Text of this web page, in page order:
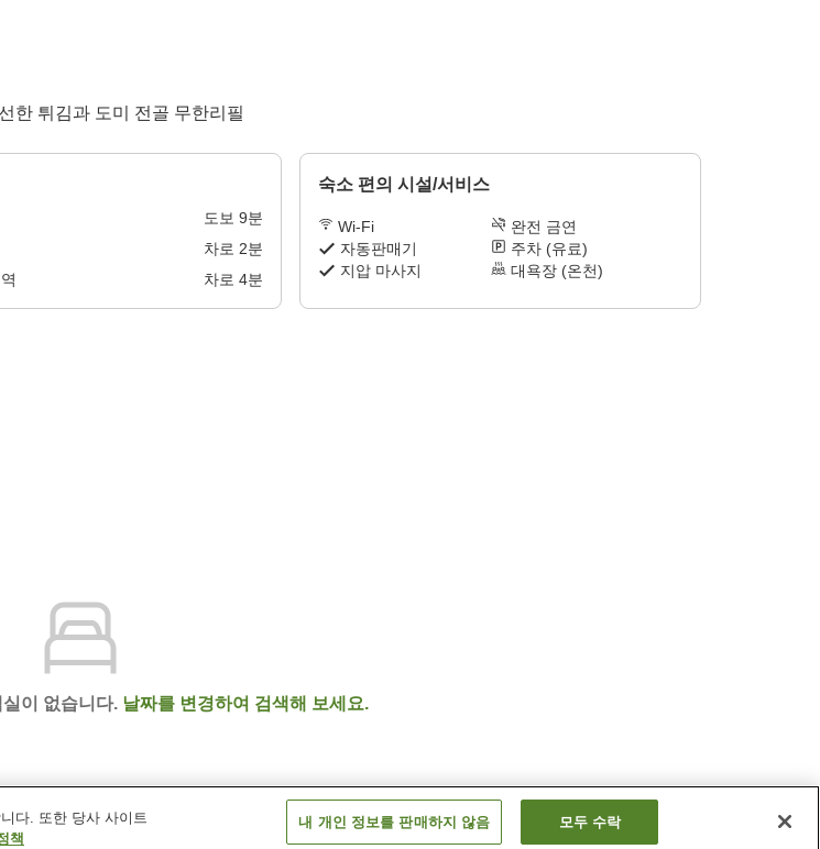
한 튀김과 도미 전골 무한리필
도보 9분
차로 2분
차로 4분
숙소 편의 시설/서비스
Wi-Fi
완전 금연
자동판매기
주차 (유료)
지압 마사지
대욕장 (온천)
이 없습니다. 날짜를 변경하여 검색해 보세요.
다. 또한 당사 사이트
책
내 개인 정보를 판매하지 않음 모두 수락